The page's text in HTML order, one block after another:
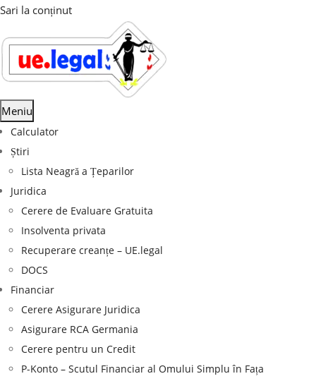
Sari la conținut
Meniu
Calculator
Știri
Lista Neagră a Țeparilor
Juridica
Cerere de Evaluare Gratuita
Insolventa privata
Recuperare creanțe – UE.legal
DOCS
Financiar
Cerere Asigurare Juridica
Asigurare RCA Germania
Cerere pentru un Credit
P-Konto – Scutul Financiar al Omului Simplu în Fața